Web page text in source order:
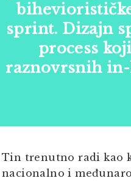
sprint. Dizajn
process
raznovrsnih in-
Tin trenutno radi kao
nacionalno i